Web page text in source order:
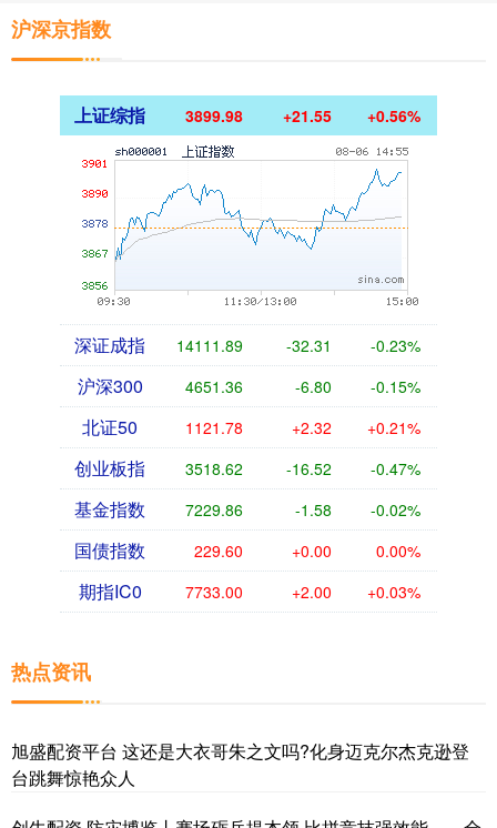
沪深京指数
上证综指 3899.98 +21.55 +0.56%
深证成指 14111.89 -32.31 -0.23%
沪深300 4651.36 -6.80 -0.15%
北证50 1121.78 +2.32 +0.21%
创业板指 3518.62 -16.52 -0.47%
基金指数 7229.86 -1.58 -0.02%
国债指数 229.60 +0.00 0.00%
期指IC0 7733.00 +2.00 +0.03%
热点资讯
旭盛配资平台 这还是大衣哥朱之文吗?化身迈克尔杰克逊登
台跳舞惊艳众人